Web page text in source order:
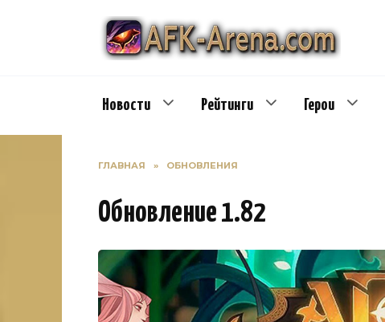
Новости Рейтинги Герои
ГЛАВНАЯ » ОБНОВЛЕНИЯ
Обновление 1.82